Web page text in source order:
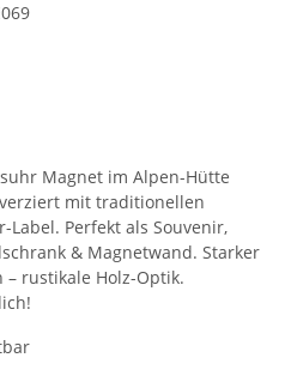
Magnet im Alpen-Hütte
mit traditionellen
Perfekt als Souvenir,
& Magnetwand. Starker
– rustikale Holz-Optik.